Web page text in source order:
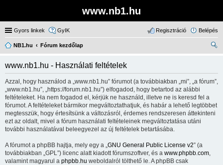
www.nb1.hu
Gyors linkek GyIK Belépés
Regisztráció
NB1.hu
Fórum kezdőlap
s
www.nb1.hu - Használati feltételek
Azzal, hogy használod a „www.nb1.hu” fórumot (a továbbiakban „mi”, „a fórum”,
„www.nb1.hu”, „https://forum.nb1.hu”) elfogadod, hogy betartod az alábbi
feltételeket. Ha nem fogadod el, kérjük ne használd, illetve ne is keresd fel a
fórumot. A feltételeket bármikor megváltoztathatjuk, és habár a lehető legtöbbet
megtesszük, hogy értesítsünk a változásról, érdemes rendszeresen áttekinteni
ezt az oldalt, mivel a fórum használati feltételeinek megváltoztatása utáni
további használatával beleegyezel az új feltételek betartásába.
A fórumot a phpBB hajtja, mely egy a „GNU General Public License v2” (a
továbbiakban „GPL”) licenc alatt kiadott fórumszoftver, és a www.phpbb.com,
valamint magyarul a phpbb.hu weboldalról tölthető le. A phpBB csak